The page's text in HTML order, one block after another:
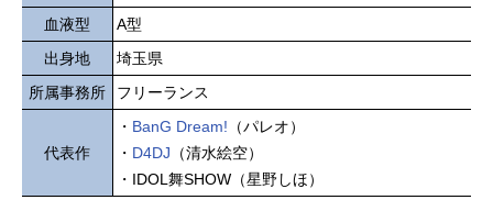
血液型
A型
出身地
埼玉県
所属事務所
フリーランス
代表作
・ BanG Dream! （パレオ）
・ D4DJ （清水絵空）
・IDOL舞SHOW（星野しほ）